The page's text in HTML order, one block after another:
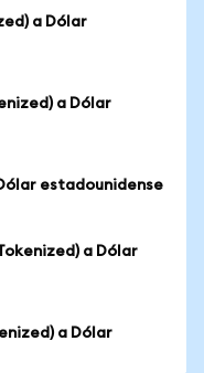
a Dólar
a Dólar
estadounidense
a Dólar
a Dólar